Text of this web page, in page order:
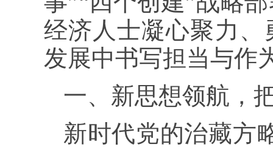
经济人士凝心聚力
发展中书写担当与作
一、新思想领航，
新时代党的治藏方